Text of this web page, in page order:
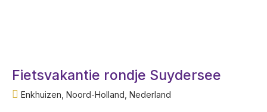
Fietsvakantie rondje Suydersee
Enkhuizen, Noord-Holland, Nederland